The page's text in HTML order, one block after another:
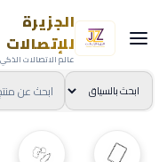
الجزيرة
للإتصالات
عالم الاتصالات الذكي